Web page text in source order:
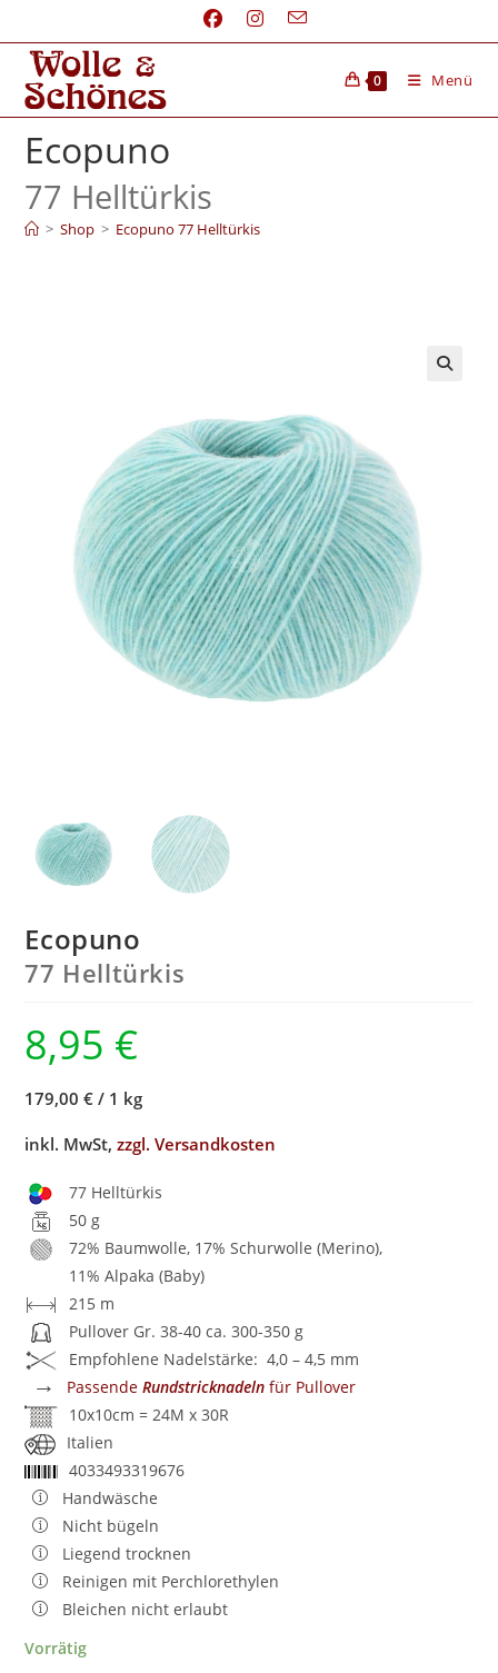
0 Menü
Ecopuno
77 Helltürkis
> Shop > Ecopuno 77 Helltürkis
Ecopuno
77 Helltürkis
8,95 €
179,00 € / 1 kg
inkl. MwSt,zzgl. Versandkosten
77 Helltürkis
50 g
72% Baumwolle, 17% Schurwolle (Merino),
11% Alpaka (Baby)
215 m
Pullover Gr. 38-40 ca. 300-350 g
Empfohlene Nadelstärke: 4,0 – 4,5 mm
→ PassendeRundstricknadeln für Pullover
10x10cm = 24M x 30R
Italien
4033493319676
Handwäsche
Nicht bügeln
Liegend trocknen
Reinigen mit Perchlorethylen
Bleichen nicht erlaubt
Vorrätig